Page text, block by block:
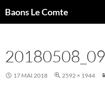
auBaons Le Comte
17 MAI 2018 2592 × 1944